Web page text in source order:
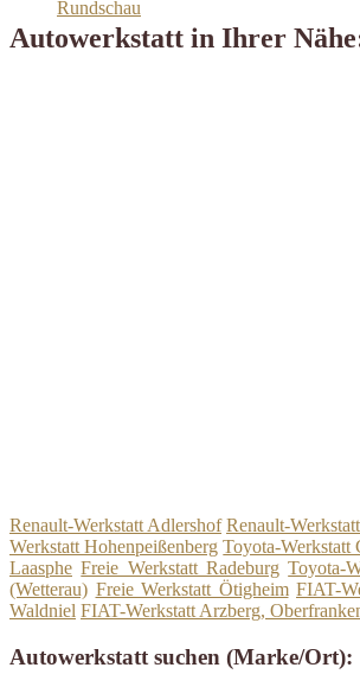
Autowerkstatt in Ihrer
Renault-Werkstatt Adlershof Renault-
Werkstatt Hohenpeißenberg Toyota-Werkstatt
Laasphe Freie Werkstatt Radeburg Toyota-
(Wetterau) Freie Werkstatt Ötigheim FIAT-
Waldniel FIAT-Werkstatt Arzberg,
Autowerkstatt suchen (Marke/Ort):